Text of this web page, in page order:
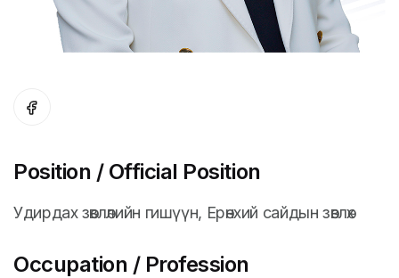
Position / Official Position
Удирдах зөвлөлийн гишүүн, Ерөнхий сайдын зөвлөх
Occupation / Profession